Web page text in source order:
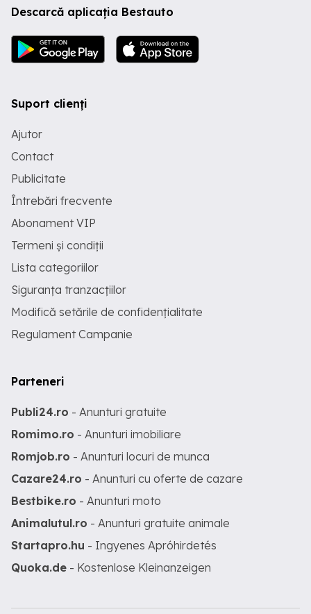
Descarcă aplicația Bestauto
Suport clienți
Ajutor
Contact
Publicitate
Întrebări frecvente
Abonament VIP
Termeni și condiții
Lista categoriilor
Siguranța tranzacțiilor
Modifică setările de confidențialitate
Regulament Campanie
Parteneri
Publi24.ro - Anunturi gratuite
Romimo.ro - Anunturi imobiliare
Romjob.ro - Anunturi locuri de munca
Cazare24.ro - Anunturi cu oferte de cazare
Bestbike.ro - Anunturi moto
Animalutul.ro - Anunturi gratuite animale
Startapro.hu - Ingyenes Apróhirdetés
Quoka.de - Kostenlose Kleinanzeigen